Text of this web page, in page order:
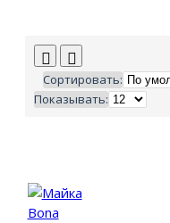
Сортировать:
Показывать: